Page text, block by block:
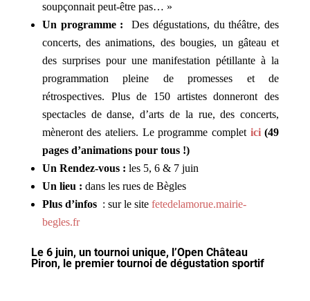
soupçonnait peut-être pas… »
Un programme : Des dégustations, du théâtre, des
concerts, des animations, des bougies, un gâteau et
des surprises pour une manifestation pétillante à la
programmation pleine de promesses et de
rétrospectives. Plus de 150 artistes donneront des
spectacles de danse, d’arts de la rue, des concerts,
mèneront des ateliers. Le programme complet ici(49
pages d’animations pour tous !)
Un Rendez-vous : les 5, 6 & 7 juin
Un lieu : dans les rues de Bègles
Plus d’infos: sur le site fetedelamorue.mairie-
begles.fr
Le 6 juin, un tournoi unique, l’Open Château
Piron, le premier tournoi de dégustation sportif